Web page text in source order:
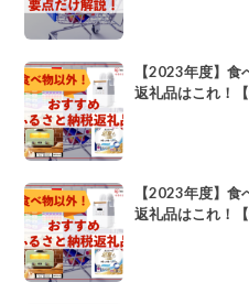
【2023年度】
返礼品はこれ！
【2023年度】
返礼品はこれ！